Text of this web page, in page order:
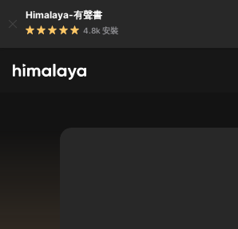
Himalaya-有聲書
4.8k 安裝